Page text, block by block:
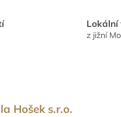
Lokální
z jižní
Hošek s.r.o.